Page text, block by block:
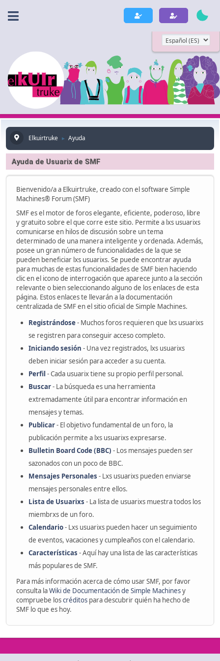
Elkuirtruke ► Ayuda
Ayuda de Usuarix de SMF
Bienvenido/a a Elkuirtruke, creado con el software Simple
Machines® Forum (SMF)
SMF es el motor de foros elegante, eficiente, poderoso, libre
y gratuito sobre el que corre este sitio. Permite a lxs usuarixs
comunicarse en hilos de discusión sobre un tema
determinado de una manera inteligente y ordenada. Además,
posee un gran número de funcionalidades de la que se
pueden beneficiar lxs usuarixs. Se puede encontrar ayuda
para muchas de estas funcionalidades de SMF bien haciendo
clic en el icono de interrogación que aparece junto a la sección
relevante o bien seleccionando alguno de los enlaces de esta
página. Estos enlaces te llevarán a la documentación
centralizada de SMF en el sitio oficial de Simple Machines.
Registrándose- Muchos foros requieren que lxs usuarixs
se registren para conseguir acceso completo.
Iniciando sesión - Una vez registrados, lxs usuarixs
deben iniciar sesión para acceder a su cuenta.
Perfil - Cada usuarix tiene su propio perfil personal.
Buscar- La búsqueda es una herramienta
extremadamente útil para encontrar información en
mensajes y temas.
Publicar- El objetivo fundamental de un foro, la
publicación permite a lxs usuarixs expresarse.
Bulletin Board Code (BBC) - Los mensajes pueden ser
sazonados con un poco de BBC.
Mensajes Personales - Lxs usuarixs pueden enviarse
mensajes personales entre ellos.
Lista de Usuarixs - La lista de usuarixs muestra todos los
miembrxs de un foro.
Calendario- Lxs usuarixs pueden hacer un seguimiento
de eventos, vacaciones y cumpleaños con el calendario.
Características - Aquí hay una lista de las características
más populares de SMF.
Para más información acerca de cómo usar SMF, por favor
consulta laWiki de Documentación de Simple Machinesy
compruebe loscréditos para descubrir quién ha hecho de
SMF lo que es hoy.